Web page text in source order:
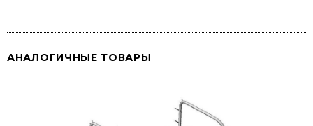
АНАЛОГИЧНЫЕ ТОВАРЫ